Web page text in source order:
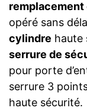
remplacement
opéré sans
cylindre haute
serrure de
pour porte
serrure 3
haute sécurité.